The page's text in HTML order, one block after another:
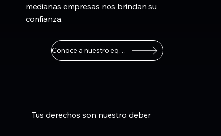
medianas empresas nos brindan su
confianza.
Conoce a nuestro equipo
Tus derechos son nuestro deber